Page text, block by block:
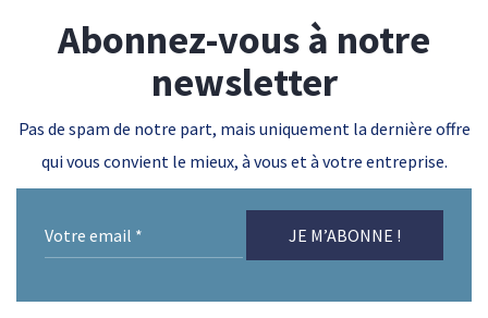
Abonnez-vous à notre
newsletter
Pas de spam de notre part, mais uniquement la dernière offre
qui vous convient le mieux, à vous et à votre entreprise.